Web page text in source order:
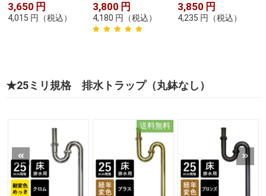
3,650 円
4,015 円 （税込）
3,800 円
4,180 円 （税込）
3,850 円
4,235 円 （税込）
★25ミリ規格 排水トラップ（丸鉢なし）
送料無料